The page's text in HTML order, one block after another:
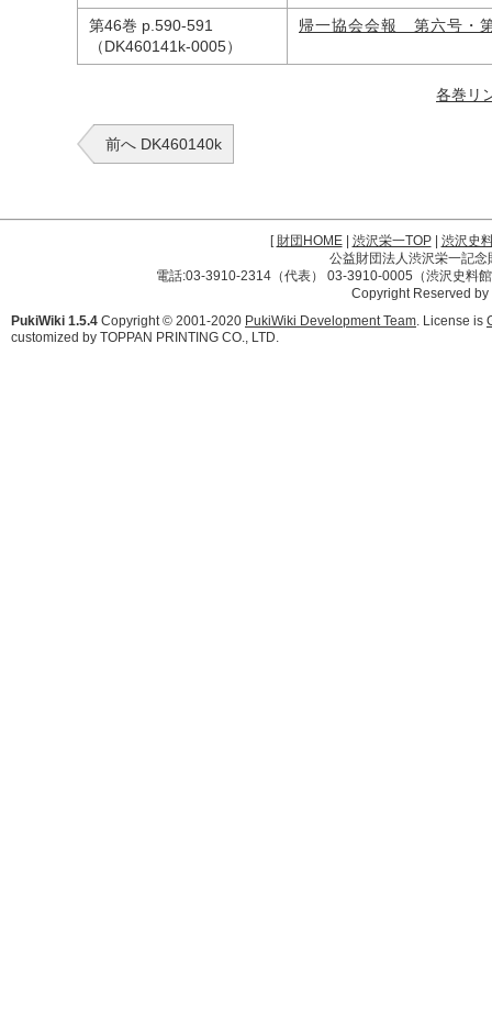
第46巻 p.590-591
（DK460141k-0005）
帰一協会会報 第六号・
各巻リ
前へ DK460140k
[財団HOME| 渋沢栄一TOP| 渋沢史
公益財団法人渋沢栄一記
電話:03-3910-2314（代表） 03-3910-0005（渋沢史料
Copyright Reserved
PukiWiki 1.5.4 Copyright © 2001-2020 PukiWiki Development Team. License is
customized by TOPPAN PRINTING CO., LTD.